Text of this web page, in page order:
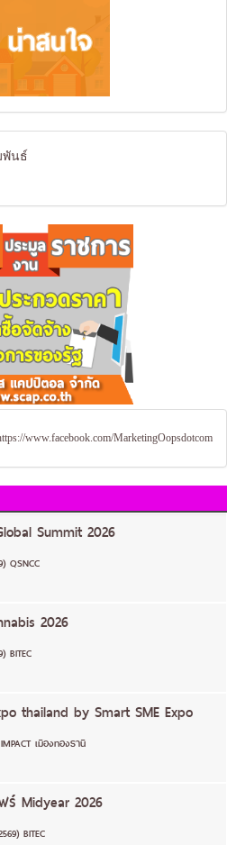
พันธ์
www.facebook.com/MarketingOopsdotcom
Summit 2026
QSNCC
2026
BITEC
thailand by Smart SME Expo
เมืองทองธานี
ร์ Midyear 2026
BITEC